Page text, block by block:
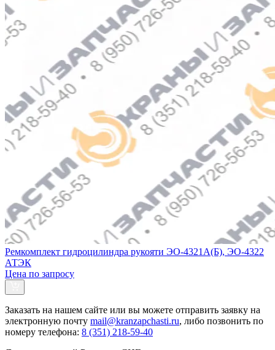
Ремкомплект гидроцилиндра рукояти ЭО-4321А(Б), ЭО-4322
АТЭК
Цена по запросу
Заказать на нашем сайте или вы можете отправить заявку на
электронную почту mail@kranzapchasti.ru, либо позвонить по
номеру телефона: 8 (351) 218-59-40